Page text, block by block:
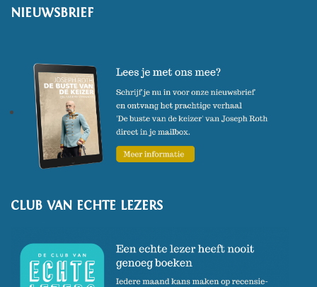
NIEUWSBRIEF
CLUB VAN ECHTE LEZERS